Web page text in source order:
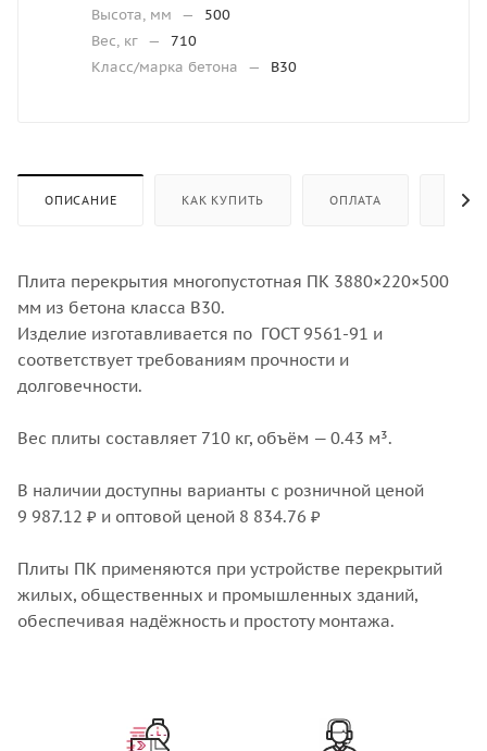
Высота, мм
—
500
Вес, кг —
710
Класс/марка бетона
— В30
ОПИСАНИЕ КАК КУПИТЬ ОПЛАТА
Плита перекрытия многопустотная ПК 3880×220×500
мм из бетона класса В30.
Изделие изготавливается по ГОСТ 9561-91 и
соответствует требованиям прочности и
долговечности.
Вес плиты составляет 710 кг, объём — 0.43 м³.
В наличии доступны варианты с розничной ценой
9 987.12 ₽ и оптовой ценой 8 834.76 ₽
Плиты ПК применяются при устройстве перекрытий
жилых, общественных и промышленных зданий,
обеспечивая надёжность и простоту монтажа.